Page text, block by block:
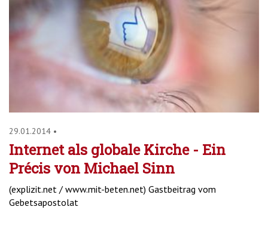
29.01.2014 •
Internet als globale Kirche - Ein
Précis von Michael Sinn
(explizit.net / www.mit-beten.net) Gastbeitrag vom
Gebetsapostolat